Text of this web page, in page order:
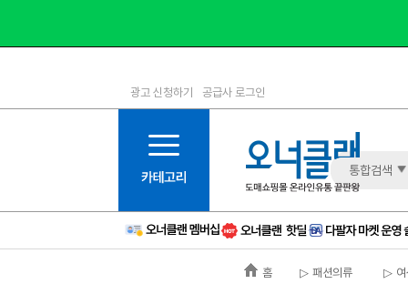
1등급
6등급
11등급
12등급
15등급
16등급
광고 신청하기 공급사 로그인
통합검색
홈 ▷ 패션의류 ▷ 여